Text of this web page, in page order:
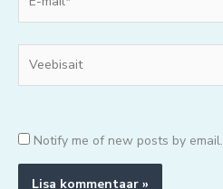
mail*
Notify me of new posts by email.